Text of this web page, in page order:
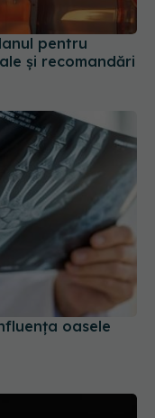
și recomandări
oasele